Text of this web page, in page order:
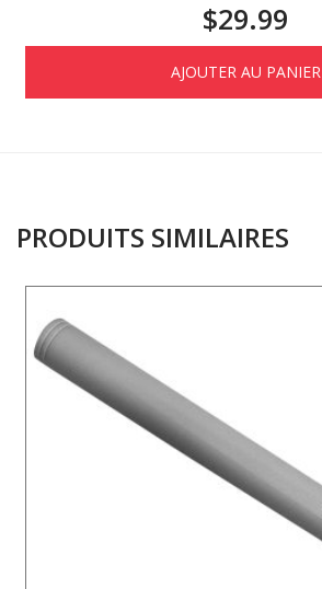
$29.99
AJOUTER AU PANIER
PRODUITS SIMILAIRES